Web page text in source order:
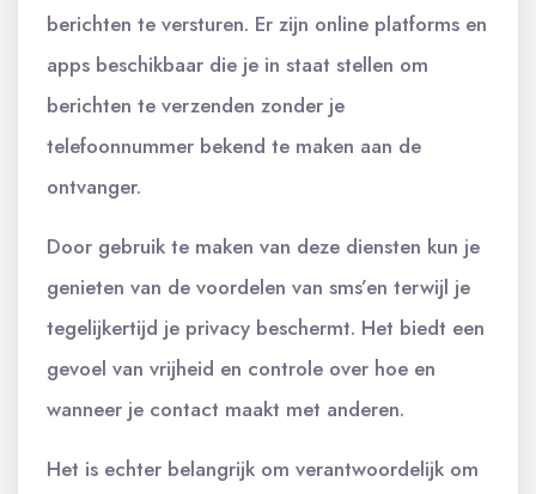
berichten te versturen. Er zijn online platforms en
apps beschikbaar die je in staat stellen om
berichten te verzenden zonder je
telefoonnummer bekend te maken aan de
ontvanger.
Door gebruik te maken van deze diensten kun je
genieten van de voordelen van sms’en terwijl je
tegelijkertijd je privacy beschermt. Het biedt een
gevoel van vrijheid en controle over hoe en
wanneer je contact maakt met anderen.
Het is echter belangrijk om verantwoordelijk om